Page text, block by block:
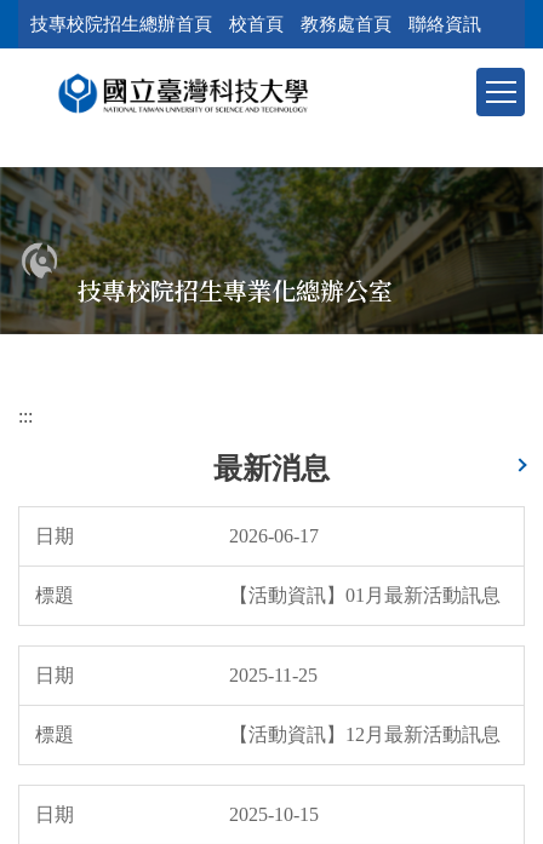
到
容
區
塊
技專校院招生總辦首頁 校首頁 教務處首頁 聯絡資訊
技專校院招生專業化總辦公室
:::
最新消息
2026-06-17
【活動資訊】01月最新活動訊息
2025-11-25
【活動資訊】12月最新活動訊息
2025-10-15